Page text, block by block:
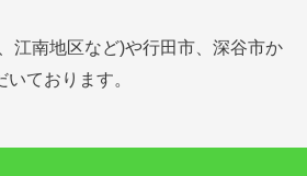
江南地区など)や行田市、深谷市か
ております。